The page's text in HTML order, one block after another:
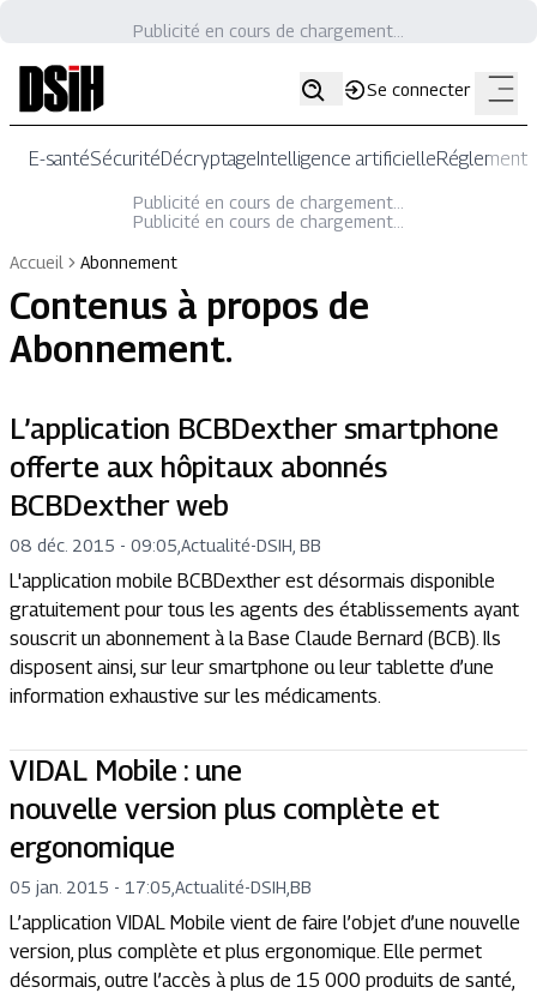
Publicité en cours de chargement...
Se connecter
E-santéSécuritéDécryptageIntelligence artificielle
Publicité en cours de chargement...
Publicité en cours de chargement...
Accueil
Abonnement
Contenus à propos de
Abonnement.
L’application BCBDexther smartphone
offerte aux hôpitaux abonnés
BCBDexther web
08 déc. 2015 - 09:05 Actualité-DSIH, BB
L'application mobile BCBDexther est désormais disponible
gratuitement pour tous les agents des établissements ayant
souscrit un abonnement à la Base Claude Bernard (BCB). Ils
disposent ainsi, sur leur smartphone ou leur tablette d’une
information exhaustive sur les médicaments.
VIDAL Mobile : une
nouvelle version plus complète et
ergonomique
05 jan. 2015 - 17:05 Actualité-DSIH,BB
L’application VIDAL Mobile vient de faire l’objet d’une nouvelle
version, plus complète et plus ergonomique. Elle permet
désormais, outre l’accès à plus de 15 000 produits de santé,